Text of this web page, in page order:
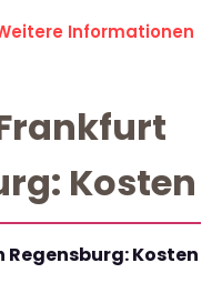
Informationen
Kosten
Kosten